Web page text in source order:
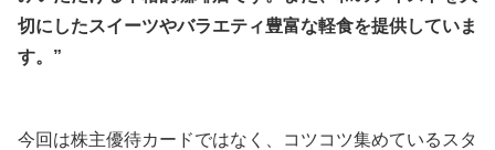
切にしたスイーツやバラエティ豊富な軽食を提供していま
す。”
今回は株主優待カードではなく、コツコツ集めているスタ